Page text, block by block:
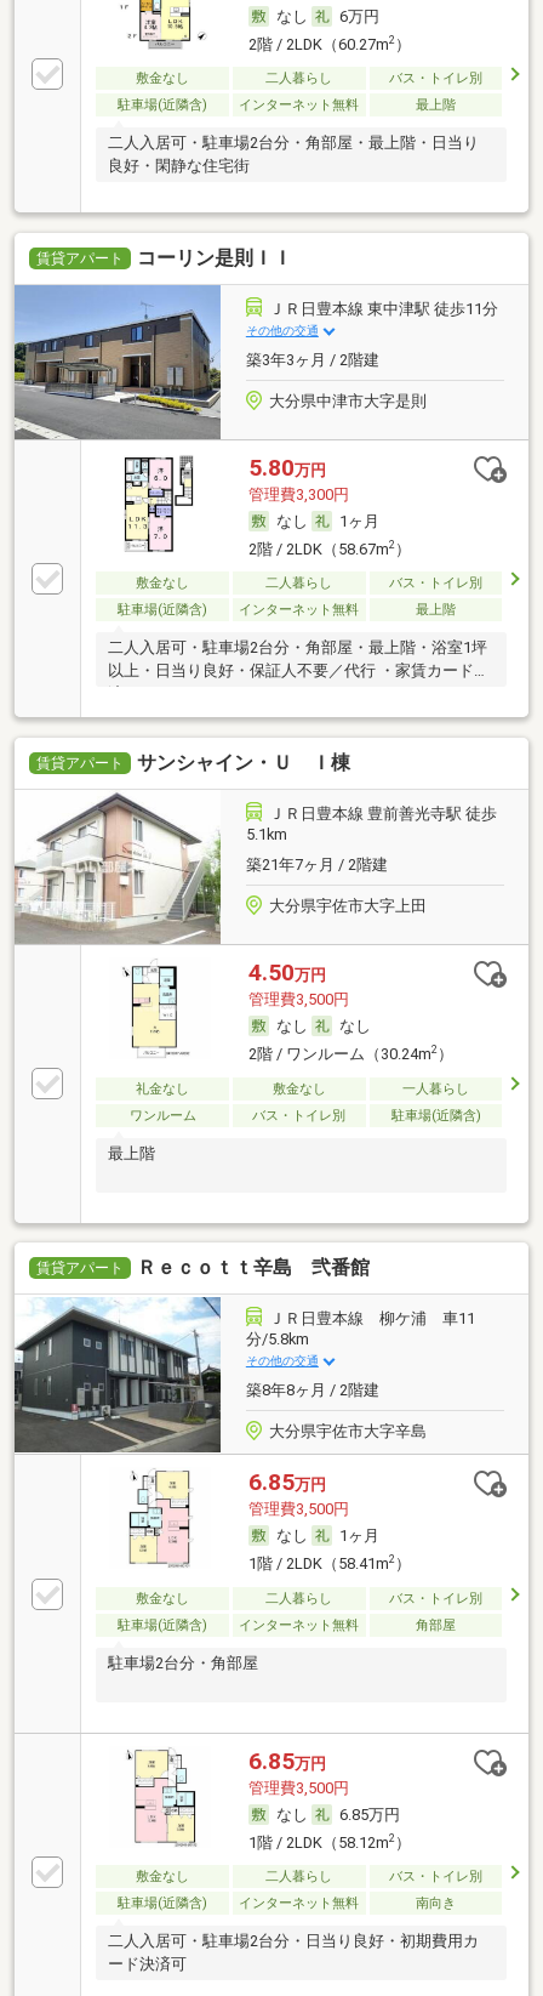
なし
6万円
2階 / 2LDK（60.27m2）
敷金なし 二人暮らし
バス・トイレ別
駐車場(近隣含)
インターネット無料 最上階
二人入居可・駐車場2台分・角部屋・最上階・日当り
良好・閑静な住宅街
賃貸アパート コーリン是則ＩＩ
ＪＲ日豊本線 東中津駅 徒歩11分
その他の交通
築3年3ヶ月 / 2階建
大分県中津市大字是則
5.80万円
管理費3,300円
なし
1ヶ月
2階 / 2LDK（58.67m2）
敷金なし 二人暮らし
バス・トイレ別
駐車場(近隣含)
インターネット無料 最上階
二人入居可・駐車場2台分・角部屋・最上階・浴室1坪
以上・日当り良好・保証人不要／代行 ・家賃カード決
賃貸アパート サンシャイン・Ｕ Ｉ棟
ＪＲ日豊本線 豊前善光寺駅 徒歩
5.1km
築21年7ヶ月 / 2階建
大分県宇佐市大字上田
4.50万円
管理費3,500円
なし
なし
2階 / ワンルーム（30.24m2）
礼金なし 敷金なし
一人暮らし
ワンルーム
バス・トイレ別 駐車場(近隣含)
最上階
賃貸アパート Ｒｅｃｏｔｔ辛島 弐番館
ＪＲ日豊本線 柳ケ浦 車11
分/5.8km
その他の交通
築8年8ヶ月 / 2階建
大分県宇佐市大字辛島
6.85万円
管理費3,500円
なし
1ヶ月
1階 / 2LDK（58.41m2）
敷金なし 二人暮らし
バス・トイレ別
駐車場(近隣含)
インターネット無料 角部屋
駐車場2台分・角部屋
6.85万円
管理費3,500円
なし
6.85万円
1階 / 2LDK（58.12m2）
敷金なし 二人暮らし
バス・トイレ別
駐車場(近隣含)
インターネット無料 南向き
二人入居可・駐車場2台分・日当り良好・初期費用カ
ード決済可